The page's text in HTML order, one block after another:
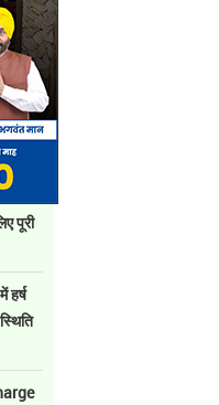
पूरी
हर्ष